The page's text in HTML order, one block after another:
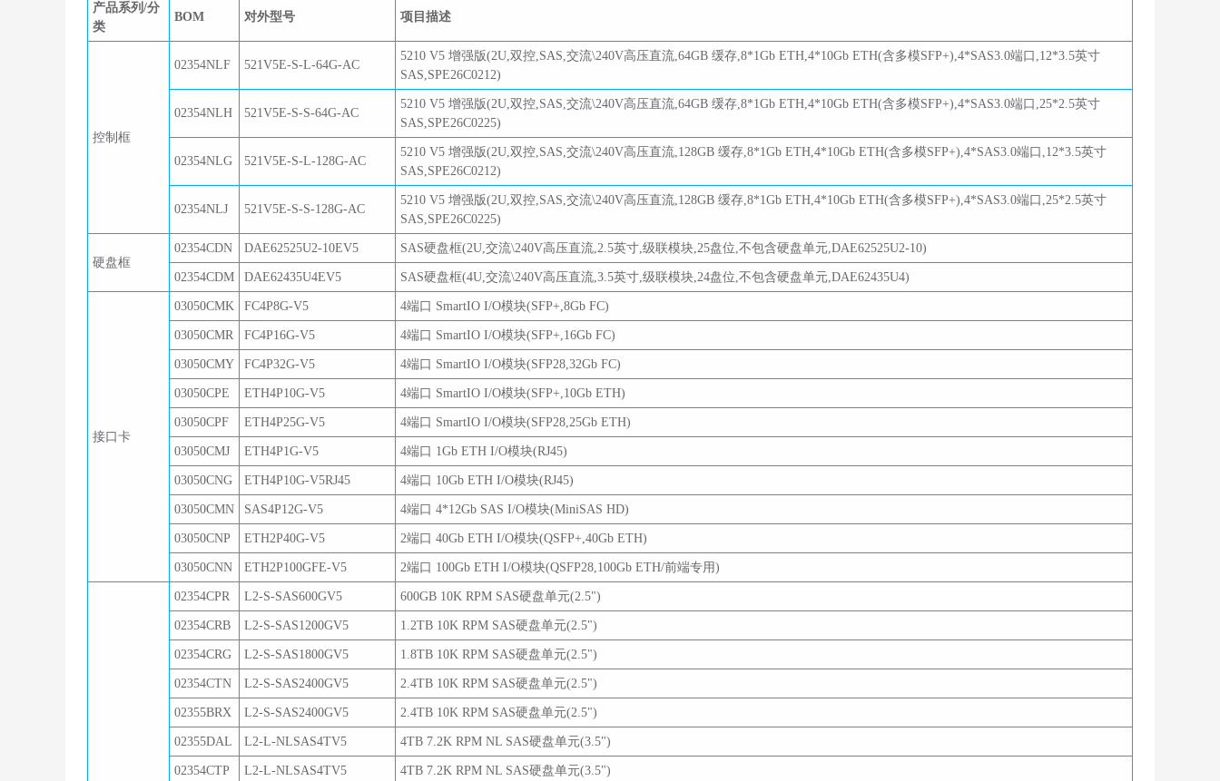
产品系列/分
类
BOM 对外型号 项目描述
控制框
02354NLF 521V5E-S-L-64G-AC
5210 V5 增强版(2U,双控,SAS,交流\240V高压直流,64GB 缓存,8*1Gb ETH,4*10Gb ETH(含多模SFP+),4*SAS3.0端口,12*3.5英寸
SAS,SPE26C0212)
02354NLH 521V5E-S-S-64G-AC
5210 V5 增强版(2U,双控,SAS,交流\240V高压直流,64GB 缓存,8*1Gb ETH,4*10Gb ETH(含多模SFP+),4*SAS3.0端口,25*2.5英寸
SAS,SPE26C0225)
02354NLG 521V5E-S-L-128G-AC
5210 V5 增强版(2U,双控,SAS,交流\240V高压直流,128GB 缓存,8*1Gb ETH,4*10Gb ETH(含多模SFP+),4*SAS3.0端口,12*3.5英寸
SAS,SPE26C0212)
02354NLJ 521V5E-S-S-128G-AC
5210 V5 增强版(2U,双控,SAS,交流\240V高压直流,128GB 缓存,8*1Gb ETH,4*10Gb ETH(含多模SFP+),4*SAS3.0端口,25*2.5英寸
SAS,SPE26C0225)
硬盘框
02354CDN DAE62525U2-10EV5 SAS硬盘框(2U,交流\240V高压直流,2.5英寸,级联模块,25盘位,不包含硬盘单元,DAE62525U2-10)
02354CDM DAE62435U4EV5 SAS硬盘框(4U,交流\240V高压直流,3.5英寸,级联模块,24盘位,不包含硬盘单元,DAE62435U4)
接口卡
03050CMK FC4P8G-V5 4端口 SmartIO I/O模块(SFP+,8Gb FC)
03050CMR FC4P16G-V5 4端口 SmartIO I/O模块(SFP+,16Gb FC)
03050CMY FC4P32G-V5 4端口 SmartIO I/O模块(SFP28,32Gb FC)
03050CPE ETH4P10G-V5 4端口 SmartIO I/O模块(SFP+,10Gb ETH)
03050CPF ETH4P25G-V5 4端口 SmartIO I/O模块(SFP28,25Gb ETH)
03050CMJ ETH4P1G-V5 4端口 1Gb ETH I/O模块(RJ45)
03050CNG ETH4P10G-V5RJ45 4端口 10Gb ETH I/O模块(RJ45)
03050CMN SAS4P12G-V5 4端口 4*12Gb SAS I/O模块(MiniSAS HD)
03050CNP ETH2P40G-V5 2端口 40Gb ETH I/O模块(QSFP+,40Gb ETH)
03050CNN ETH2P100GFE-V5 2端口 100Gb ETH I/O模块(QSFP28,100Gb ETH/前端专用)
02354CPR L2-S-SAS600GV5 600GB 10K RPM SAS硬盘单元(2.5")
02354CRB L2-S-SAS1200GV5 1.2TB 10K RPM SAS硬盘单元(2.5")
02354CRG L2-S-SAS1800GV5 1.8TB 10K RPM SAS硬盘单元(2.5")
02354CTN L2-S-SAS2400GV5 2.4TB 10K RPM SAS硬盘单元(2.5")
02355BRX L2-S-SAS2400GV5 2.4TB 10K RPM SAS硬盘单元(2.5")
02355DAL L2-L-NLSAS4TV5 4TB 7.2K RPM NL SAS硬盘单元(3.5")
02354CTP L2-L-NLSAS4TV5 4TB 7.2K RPM NL SAS硬盘单元(3.5")